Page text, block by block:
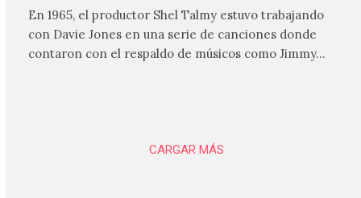
En 1965, el productor Shel Talmy estuvo trabajando
con Davie Jones en una serie de canciones donde
contaron con el respaldo de músicos como Jimmy…
CARGAR MÁS